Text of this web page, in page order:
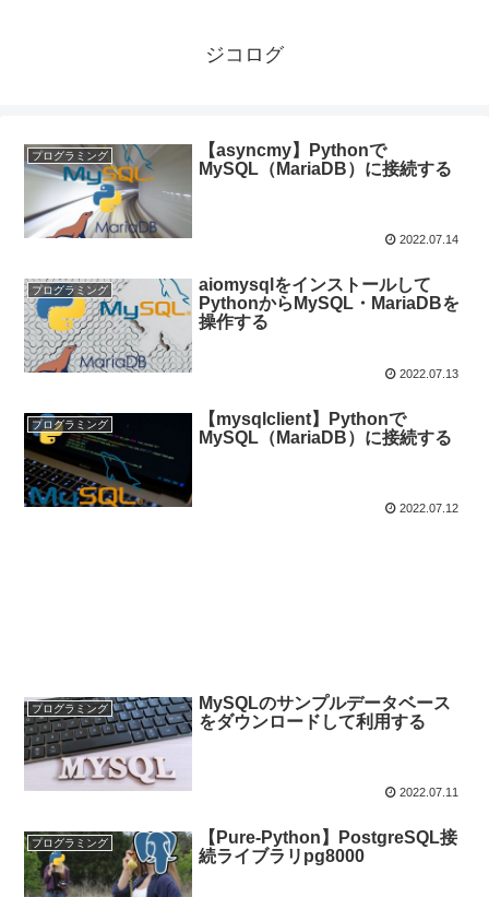
ジコログ
プログラミング
【asyncmy】Pythonで
MySQL（MariaDB）に接続する
2022.07.14
プログラミング
aiomysqlをインストールして
PythonからMySQL・MariaDBを
操作する
2022.07.13
プログラミング
【mysqlclient】Pythonで
MySQL（MariaDB）に接続する
2022.07.12
プログラミング
MySQLのサンプルデータベース
をダウンロードして利用する
2022.07.11
プログラミング
【Pure-Python】PostgreSQL接
続ライブラリpg8000